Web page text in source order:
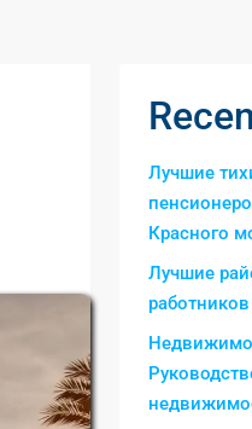
Лучшие
Красного
Лучшие